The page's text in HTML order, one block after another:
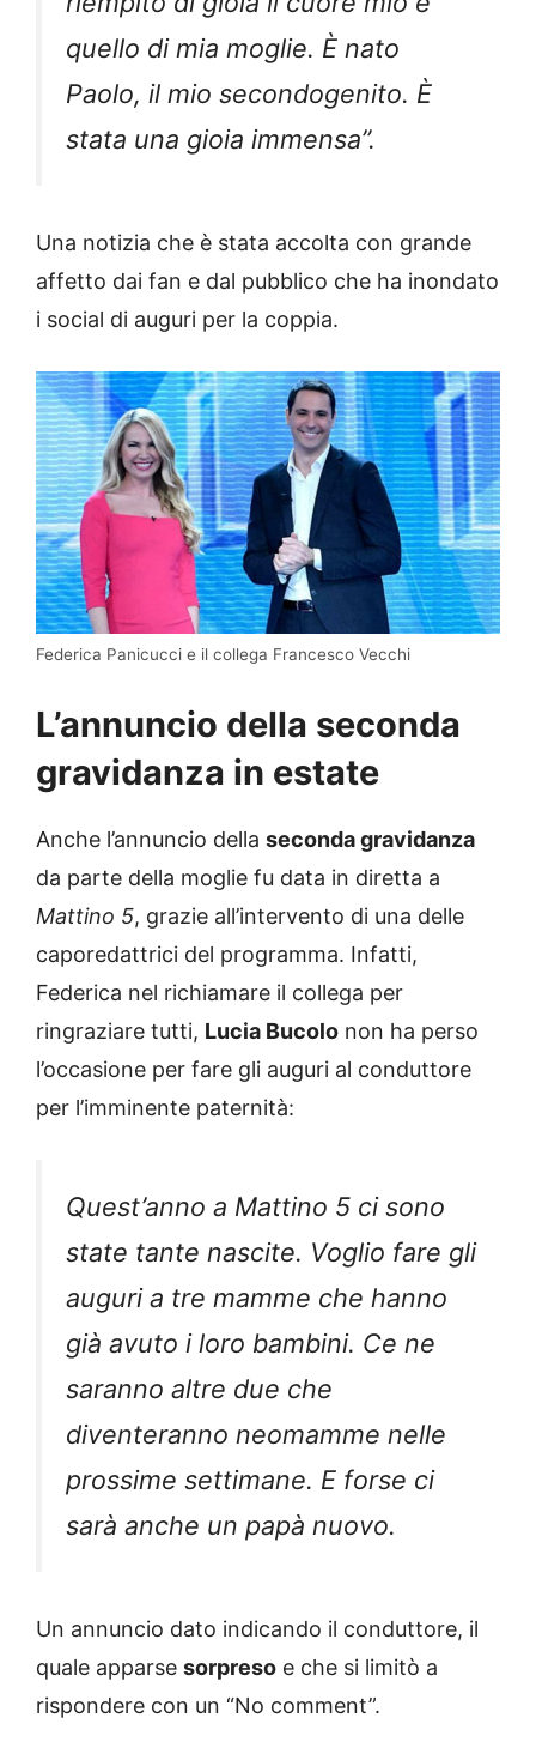
quello di mia moglie. È nato
Paolo, il mio secondogenito. È
stata una gioia immensa”.
Una notizia che è stata accolta con grande
affetto dai fan e dal pubblico che ha inondato
i social di auguri per la coppia.
Federica Panicucci e il collega Francesco Vecchi
L’annuncio della seconda
gravidanza in estate
Anche l’annuncio della seconda gravidanza
da parte della moglie fu data in diretta a
Mattino 5, grazie all’intervento di una delle
caporedattrici del programma. Infatti,
Federica nel richiamare il collega per
ringraziare tutti, Lucia Bucolo non ha perso
l’occasione per fare gli auguri al conduttore
per l’imminente paternità:
Quest’anno a Mattino 5 ci sono
state tante nascite. Voglio fare gli
auguri a tre mamme che hanno
già avuto i loro bambini. Ce ne
saranno altre due che
diventeranno neomamme nelle
prossime settimane. E forse ci
sarà anche un papà nuovo.
Un annuncio dato indicando il conduttore, il
quale apparse sorpreso e che si limitò a
rispondere con un “No comment”.